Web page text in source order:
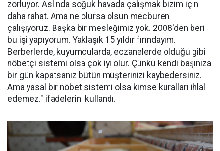
zorluyor. Aslında soğuk havada çalışmak bizim için
daha rahat. Ama ne olursa olsun mecburen
çalışıyoruz. Başka bir mesleğimiz yok. 2008'den beri
bu işi yapıyorum. Yaklaşık 15 yıldır fırındayım.
Berberlerde, kuyumcularda, eczanelerde olduğu gibi
nöbetçi sistemi olsa çok iyi olur. Çünkü kendi başınıza
bir gün kapatsanız bütün müşterinizi kaybedersiniz.
Ama yasal bir nöbet sistemi olsa kimse kuralları ihlal
edemez." ifadelerini kullandı.